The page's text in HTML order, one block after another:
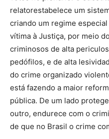
relatorestabelece um
criando um regime
vítima à Justiça, por meio
criminosos de alta
pedófilos, e de alta
do crime organizado
está fazendo a maior
pública. De um lado
outro, endurece com o
de que no Brasil o crime